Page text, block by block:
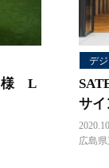
様 L
デ
サイ
広島